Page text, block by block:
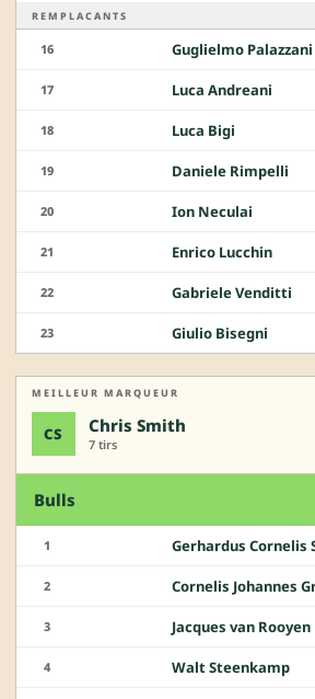
REMPLACANTS
16 Guglielmo Palazzani
17 Luca Andreani
18 Luca Bigi
19 Daniele Rimpelli
20 Ion Neculai
21 Enrico Lucchin
22 Gabriele Venditti
23 Giulio Bisegni
MEILLEUR MARQUEUR
CS Chris Smith
7 tirs
Bulls
1 Gerhardus Cornelis
2 Cornelis Johannes
3 Jacques van Rooyen
4 Walt Steenkamp